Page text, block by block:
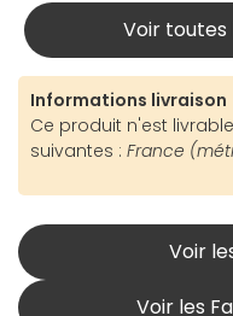
Voir
Informations livraison
Ce produit n'est
suivantes : France
Voir
Voir les